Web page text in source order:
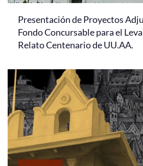
Presentación de Proyectos
Fondo Concursable para el
Relato Centenario de UU.AA.